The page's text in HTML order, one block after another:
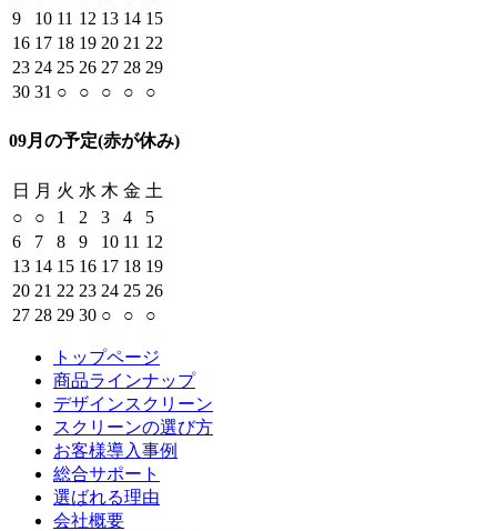
9
10 11 12 13 14 15
16 17 18 19 20 21 22
23 24 25 26 27 28 29
30 31 ○ ○ ○ ○ ○
09月の予定(赤が休み)
日 月 火 水 木 金 土
○
○ 1 2 3 4
5
6
7 8 9 10 11 12
13 14 15 16 17 18 19
20 21 22 23 24 25 26
27 28 29 30 ○ ○ ○
トップページ
商品ラインナップ
デザインスクリーン
スクリーンの選び方
お客様導入事例
総合サポート
選ばれる理由
会社概要